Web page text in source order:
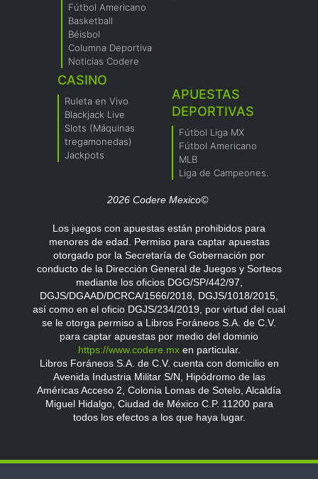
Fútbol Americano
Basketball
Béisbol
Columna Deportiva
Noticias Codere
CASINO
Ruleta en Vivo
Blackjack Live
Slots (Máquinas
tregamonedas)
Jackpots
APUESTAS
DEPORTIVAS
Fútbol Liga MX
Fútbol Americano
MLB
Liga de Campeones.
2026 Codere Mexico©
Los juegos con apuestas están prohibidos para
menores de edad. Permiso para captar apuestas
otorgado por la Secretaría de Gobernación por
conducto de la Dirección General de Juegos y Sorteos
mediante los oficios DGG/SP/442/97,
DGJS/DGAAD/DCRCA/1566/2018, DGJS/1018/2015,
así como en el oficio DGJS/234/2019, por virtud del cual
se le otorga permiso a Libros Foráneos S.A. de C.V.
para captar apuestas por medio del dominio
https://www.codere.mxen particular.
Libros Foráneos S.A. de C.V. cuenta con domicilio en
Avenida Industria Militar S/N, Hipódromo de las
Américas Acceso 2, Colonia Lomas de Sotelo, Alcaldía
Miguel Hidalgo, Ciudad de México C.P. 11200 para
todos los efectos a los que haya lugar.